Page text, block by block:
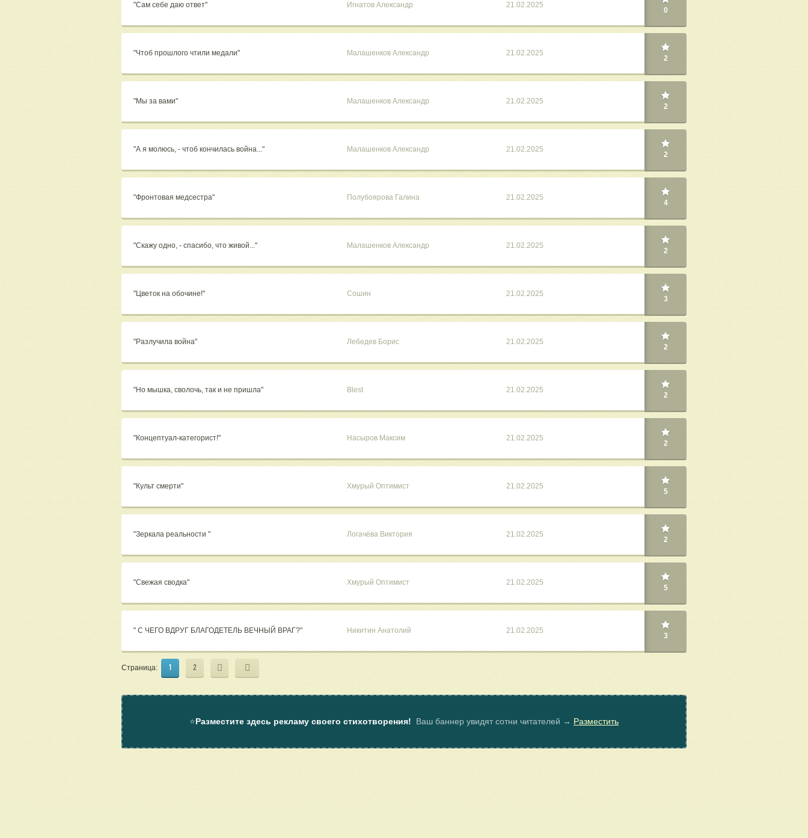
"Сам себе даю ответ" Игнатов Александр 21.02.2025
0
"Чтоб прошлого чтили медали" Малашенков Александр 21.02.2025
2
"Мы за вами" Малашенков Александр 21.02.2025
2
"А я молюсь, - чтоб кончилась война..." Малашенков Александр 21.02.2025
2
"Фронтовая медсестра" Полубоярова Галина 21.02.2025
4
"Скажу одно, - спасибо, что живой..." Малашенков Александр 21.02.2025
2
"Цветок на обочине!" Сошин 21.02.2025
3
"Разлучила война" Лебедев Борис 21.02.2025
2
"Но мышка, сволочь, так и не пришла" Blest 21.02.2025
2
"Концептуал-категорист!" Насыров Максим 21.02.2025
2
"Культ смерти" Хмурый Оптимист 21.02.2025
5
"Зеркала реальности " Логачëва Виктория 21.02.2025
2
"Свежая сводка" Хмурый Оптимист 21.02.2025
5
" С ЧЕГО ВДРУГ БЛАГОДЕТЕЛЬ ВЕЧНЫЙ ВРАГ?" Никитин Анатолий 21.02.2025
3
Страница: 1 2
⭐Разместите здесь рекламу своего стихотворения! Ваш баннер увидят сотни читателей → Разместить